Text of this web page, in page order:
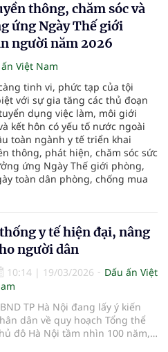
thông, chăm sóc và
ứng Ngày Thế giới
người năm 2026
Việt Nam
tinh vi, phức tạp của tội
với sự gia tăng các thủ đoạn
dụng việc làm, môi giới
kết hôn có yếu tố nước ngoài
toàn ngành y tế triển khai
thông, phát hiện, chăm sóc sức
ứng Ngày Thế giới phòng,
toàn dân phòng, chống mua
y tế hiện đại, nâng
người dân
10:14 | 19/03/2026
Dấu ấn Việt
TP Hà Nội đang lấy ý kiến
dân về quy hoạch Tổng thể
đô Hà Nội tầm nhìn 100 năm,